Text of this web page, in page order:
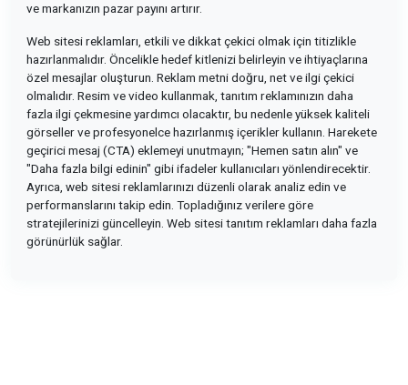
ve markanızın pazar payını artırır.
Web sitesi reklamları, etkili ve dikkat çekici olmak için titizlikle
hazırlanmalıdır. Öncelikle hedef kitlenizi belirleyin ve ihtiyaçlarına
özel mesajlar oluşturun. Reklam metni doğru, net ve ilgi çekici
olmalıdır. Resim ve video kullanmak, tanıtım reklamınızın daha
fazla ilgi çekmesine yardımcı olacaktır, bu nedenle yüksek kaliteli
görseller ve profesyonelce hazırlanmış içerikler kullanın. Harekete
geçirici mesaj (CTA) eklemeyi unutmayın; "Hemen satın alın" ve
"Daha fazla bilgi edinin" gibi ifadeler kullanıcıları yönlendirecektir.
Ayrıca, web sitesi reklamlarınızı düzenli olarak analiz edin ve
performanslarını takip edin. Topladığınız verilere göre
stratejilerinizi güncelleyin. Web sitesi tanıtım reklamları daha fazla
görünürlük sağlar.